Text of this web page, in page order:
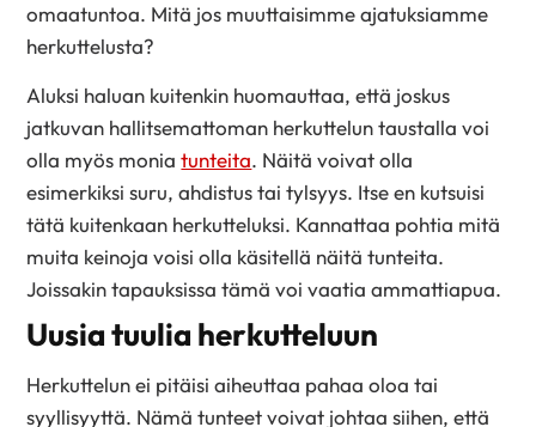
omaatuntoa. Mitä jos muuttaisimme ajatuksiamme
herkuttelusta?
Aluksi haluan kuitenkin huomauttaa, että joskus
jatkuvan hallitsemattoman herkuttelun taustalla voi
olla myös moniatunteita. Näitä voivat olla
esimerkiksi suru, ahdistus tai tylsyys. Itse en kutsuisi
tätä kuitenkaan herkutteluksi. Kannattaa pohtia mitä
muita keinoja voisi olla käsitellä näitä tunteita.
Joissakin tapauksissa tämä voi vaatia ammattiapua.
Uusia tuulia herkutteluun
Herkuttelun ei pitäisi aiheuttaa pahaa oloa tai
syyllisyyttä. Nämä tunteet voivat johtaa siihen, että